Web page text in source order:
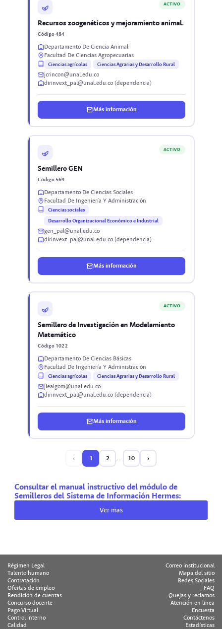
ACTIVO
Recursos zoogenéticos y mejoramiento animal.
Código 484
Departamento De Ciencia Animal
Facultad De Ciencias Agropecuarias
Ciencias agrícolas Ciencias Agrarias y Desarrollo Rural
jcrincon@unal.edu.co
dirinvext_pal@unal.edu.co (dependencia)
Más información
ACTIVO
Semillero GEN
Código 569
Departamento De Ciencias Sociales
Facultad De Ingeniería Y Administración
Ciencias sociales
Desarrollo Organizacional Económico e Industrial
gen_pal@unal.edu.co
dirinvext_pal@unal.edu.co (dependencia)
Más información
ACTIVO
Semillero de Investigación en Modelamiento
Matemático
Código 1022
Departamento De Ciencias Básicas
Facultad De Ingeniería Y Administración
Ciencias agrícolas Ciencias Agrarias y Desarrollo Rural
jlealgom@unal.edu.co
dirinvext_pal@unal.edu.co (dependencia)
Más información
‹ 1 2 10 ›
Consultar el manual instructivo del módulo de
Semilleros del Sistema de Información Hermes:
Ver mas
Régimen Legal
Talento humano
Contratación
Ofertas de empleo
Rendición de cuentas
Concurso docente
Pago Virtual
Control interno
Calidad
Correo institucional
Mapa del sitio
Redes Sociales
FAQ
Quejas y reclamos
Atención en línea
Encuesta
Contáctenos
Estadísticas